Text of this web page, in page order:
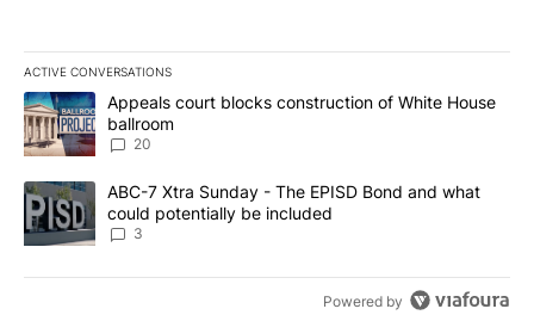
ACTIVE CONVERSATIONS
The following is a list of the most commented articles in the last
A trending article titled "Appeals court blocks construction of
Appeals court blocks construction of White House
ballroom
20
A trending article titled "ABC-7 Xtra Sunday - The EPISD Bond
ABC-7 Xtra Sunday - The EPISD Bond and what
could potentially be included
3
Powered by